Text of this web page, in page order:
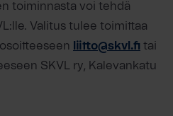
toiminnasta voi tehdä
Valitus tulee toimittaa
liitto@skvl.fi tai
SKVL ry, Kalevankatu